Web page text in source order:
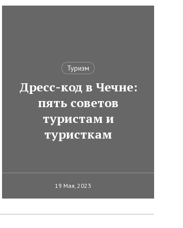
Туризм
Дресс-код в Чечне:
пять советов
туристам и
туристкам
19 Мая, 2023